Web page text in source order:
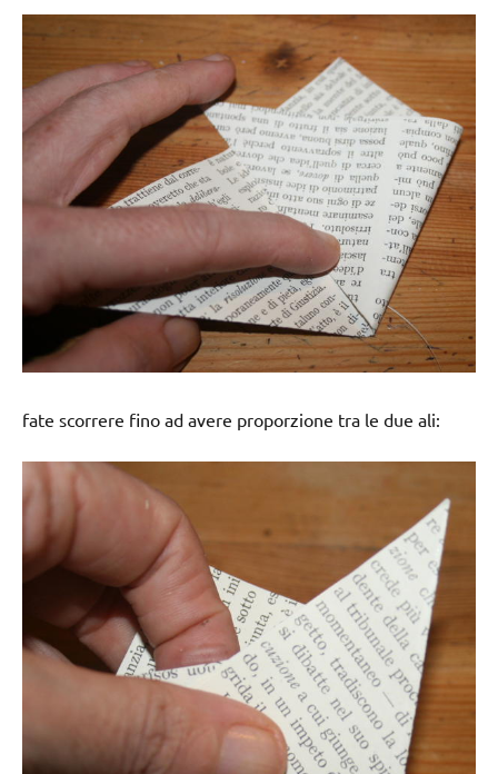
fate scorrere fino ad avere proporzione tra le due ali: